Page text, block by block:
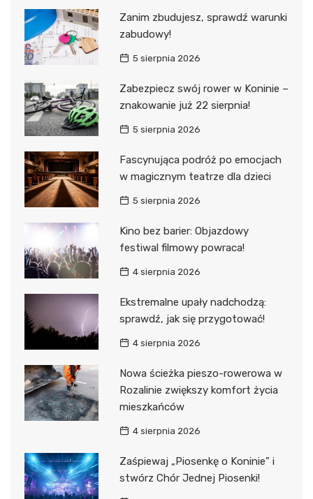
Zanim zbudujesz, sprawdź warunki
zabudowy!
5 sierpnia 2026
Zabezpiecz swój rower w Koninie –
znakowanie już 22 sierpnia!
5 sierpnia 2026
Fascynująca podróż po emocjach
w magicznym teatrze dla dzieci
5 sierpnia 2026
Kino bez barier: Objazdowy
festiwal filmowy powraca!
4 sierpnia 2026
Ekstremalne upały nadchodzą:
sprawdź, jak się przygotować!
4 sierpnia 2026
Nowa ścieżka pieszo-rowerowa w
Rozalinie zwiększy komfort życia
mieszkańców
4 sierpnia 2026
Zaśpiewaj „Piosenkę o Koninie” i
stwórz Chór Jednej Piosenki!